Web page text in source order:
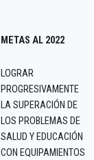
METAS AL 2022
LOGRAR
PROGRESIVAMENTE
LA SUPERACIÓN DE
LOS PROBLEMAS DE
SALUD Y EDUCACIÓN
CON EQUIPAMIENTOS